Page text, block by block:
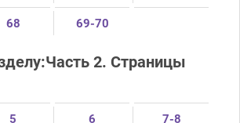
68 69-70
2. Страницы
5 6 7-8